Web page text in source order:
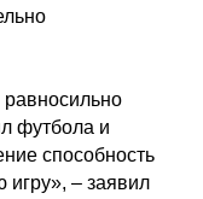
футбола и
способность
игру», – заявил